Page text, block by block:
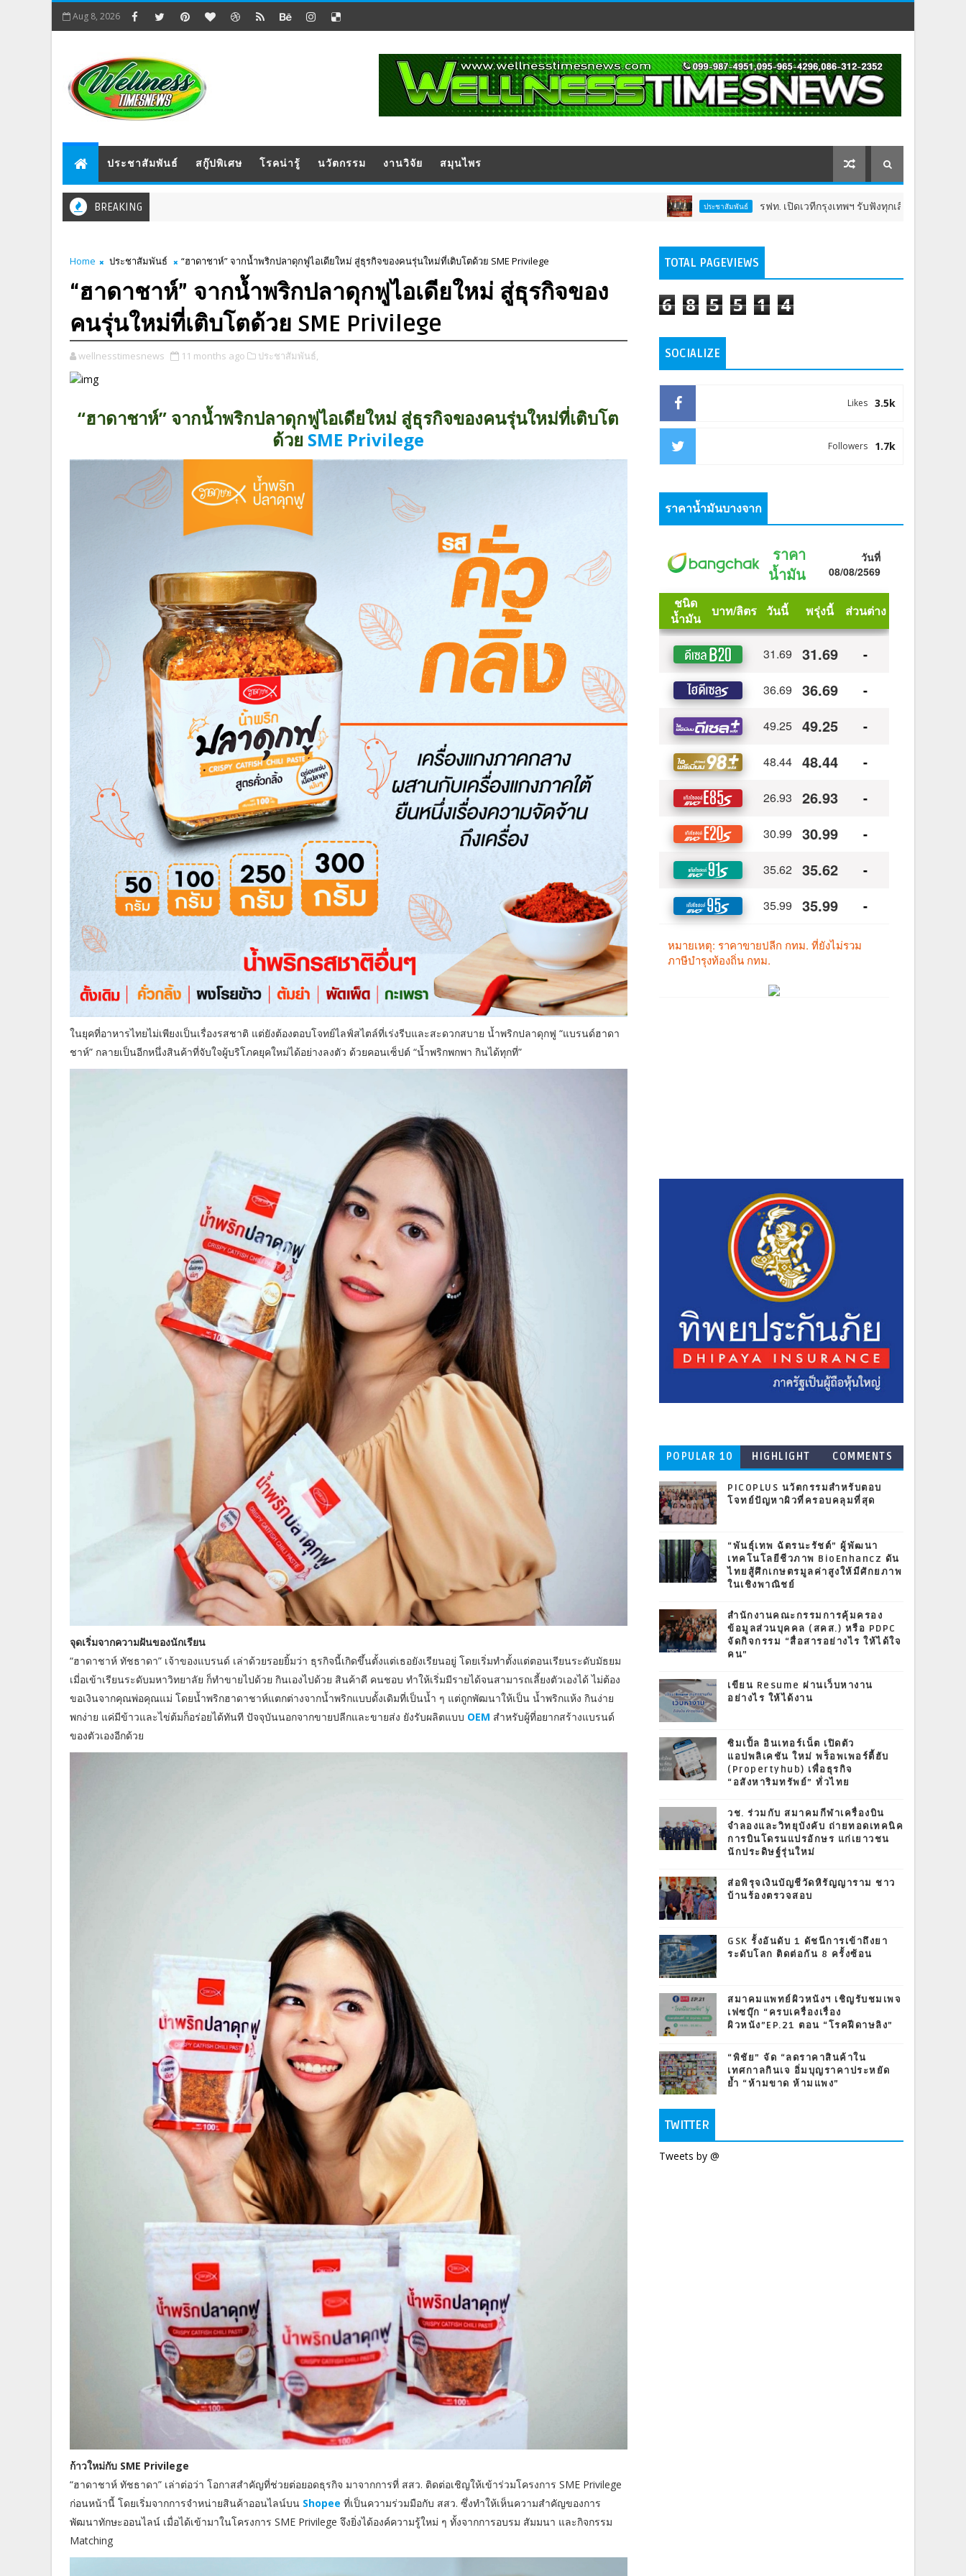
Aug 8, 2026
ประชาสัมพันธ์ สกู๊ปพิเศษ โรคน่ารู้ นวัตกรรม งานวิจัย สมุนไพร
BREAKING ประชาสัมพันธ์ รฟท. เปิดเวทีกรุงเทพฯ รับฟังทุกเสียงต่อโครงการรถไฟฟ้าวงเวี
Home ประชาสัมพันธ์ “ฮาดาชาห์” จากน้ำพริกปลาดุกฟูไอเดียใหม่ สู่ธุรกิจของคนรุ่นใหม่ที่เติบโตด้วย SME Privilege
“ฮาดาชาห์” จากน้ำพริกปลาดุกฟูไอเดียใหม่ สู่ธุรกิจของ
คนรุ่นใหม่ที่เติบโตด้วย SME Privilege
wellnesstimesnews 11 months ago ประชาสัมพันธ์,
“ฮาดาชาห์” จากน้ำพริกปลาดุกฟูไอเดียใหม่ สู่ธุรกิจของคนรุ่นใหม่ที่เติบโต
ด้วย SME Privilege
ในยุคที่อาหารไทยไม่เพียงเป็นเรื่องรสชาติ แต่ยังต้องตอบโจทย์ไลฟ์สไตล์ที่เร่งรีบและสะดวกสบาย น้ำพริกปลาดุกฟู “แบรนด์ฮาดา
ชาห์” กลายเป็นอีกหนึ่งสินค้าที่จับใจผู้บริโภคยุคใหม่ได้อย่างลงตัว ด้วยคอนเซ็ปต์ “น้ำพริกพกพา กินได้ทุกที่”
จุดเริ่มจากความฝันของนักเรียน
“ฮาดาชาห์ ทัชธาดา” เจ้าของแบรนด์ เล่าด้วยรอยยิ้มว่า ธุรกิจนี้เกิดขึ้นตั้งแต่เธอยังเรียนอยู่ โดยเริ่มทำตั้งแต่ตอนเรียนระดับมัธยม
เมี่อเข้าเรียนระดับมหาวิทยาลัย ก็ทำขายไปด้วย กินเองไปด้วย สินค้าดี คนชอบ ทำให้เริ่มมีรายได้จนสามารถเลี้ยงตัวเองได้ ไม่ต้อง
ขอเงินจากคุณพ่อคุณแม่ โดยน้ำพริกฮาดาชาห์แตกต่างจากน้ำพริกแบบดั้งเดิมที่เป็นน้ำ ๆ แต่ถูกพัฒนาให้เป็น น้ำพริกแห้ง กินง่าย
พกง่าย แค่มีข้าวและไข่ต้มก็อร่อยได้ทันที ปัจจุบันนอกจากขายปลีกและขายส่ง ยังรับผลิตแบบ OEM สำหรับผู้ที่อยากสร้างแบรนด์
ของตัวเองอีกด้วย
ก้าวใหม่กับ SME Privilege
“ฮาดาชาห์ ทัชธาดา” เล่าต่อว่า โอกาสสำคัญที่ช่วยต่อยอดธุรกิจ มาจากการที่ สสว. ติดต่อเชิญให้เข้าร่วมโครงการ SME Privilege
ก่อนหน้านี้ โดยเริ่มจากการจำหน่ายสินค้าออนไลน์บน Shopee ที่เป็นความร่วมมือกับ สสว. ซึ่งทำให้เห็นความสำคัญของการ
พัฒนาทักษะออนไลน์ เมื่อได้เข้ามาในโครงการ SME Privilege จึงยิ่งได้องค์ความรู้ใหม่ ๆ ทั้งจากการอบรม สัมมนา และกิจกรรม
Matching
TOTAL PAGEVIEWS
6 8 5 5 1 4
SOCIALIZE
3.5k
Likes
1.7k
Followers
ราคาน้ำมันบางจาก
POPULAR 10 HIGHLIGHT COMMENTS
PICOPLUS นวัตกรรมสำหรับตอบ
โจทย์ปัญหาผิวที่ครอบคลุมที่สุด
“พันธุ์เทพ ฉัตรนะรัชต์” ผู้พัฒนา
เทคโนโลยีชีวภาพ BioEnhancz ดัน
ไทยสู้ศึกเกษตรมูลค่าสูงให้มีศักยภาพ
ในเชิงพาณิชย์
สำนักงานคณะกรรมการคุ้มครอง
ข้อมูลส่วนบุคคล (สคส.) หรือ PDPC
จัดกิจกรรม “สื่อสารอย่างไร ให้ได้ใจ
คน”
เขียน Resume ผ่านเว็บหางาน
อย่างไร ให้ได้งาน
ซิมเปิ้ล อินเทอร์เน็ต เปิดตัว
แอปพลิเคชัน ใหม่ พร็อพเพอร์ตี้ฮับ
(Propertyhub) เพื่อธุรกิจ
“อสังหาริมทรัพย์” ทั่วไทย
วช. ร่วมกับ สมาคมกีฬาเครื่องบิน
จำลองและวิทยุบังคับ ถ่ายทอดเทคนิค
การบินโดรนแปรอักษร แก่เยาวชน
นักประดิษฐ์รุ่นใหม่
ส่อพิรุจเงินบัญชีวัดหิรัญญาราม ชาว
บ้านร้องตรวจสอบ
GSK รั้งอันดับ 1 ดัชนีการเข้าถึงยา
ระดับโลก ติดต่อกัน 8 ครั้งซ้อน
สมาคมแพทย์ผิวหนังฯ เชิญรับชมเพจ
เฟซบุ๊ก “ครบเครื่องเรื่อง
ผิวหนัง”EP.21 ตอน “โรคฝีดาษลิง”
“พิชัย” จัด “ลดราคาสินค้าใน
เทศกาลกินเจ อิ่มบุญราคาประหยัด
ย้ำ “ห้ามขาด ห้ามแพง”
TWITTER
Tweets by @